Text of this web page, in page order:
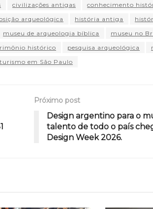
civilizações antigas
conhecimento
arqueológica história antiga
museu de arqueologia bíblica
museu no
histórico pesquisa arqueológica
turismo em São Paulo
Próximo post
Design argentino para o
talento de todo o país
Design Week 2026.